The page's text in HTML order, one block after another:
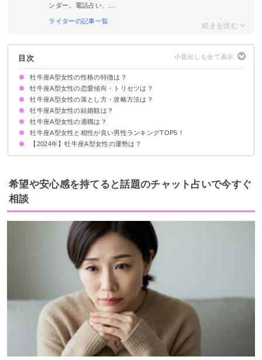
ンダー。電話占い、...
ライターの記事一覧
目次
牡牛座A型女性の性格の特徴は？
①意思が強い
②注意深い
③几帳面
④引っ込み思案
⑤安定志向
⑥末っ子は甘え上手
牡牛座A型女性の恋愛傾向・トリセツは？
慎重・警戒心が強い
結婚を意識した恋愛をする
好きな人には尽くすタイプ
好きな人とはLINEをたくさんしたい
包み込む優しさがありモテる
牡牛座A型女性の落とし方・攻略方法は？
好きな男性のタイプ
好きな人・本気で脈がある人に取る態度
嫌いな人への態度
おすすめのアプローチ方法
復縁するためのポイント
牡牛座A型女性の結婚観は？
牡牛座A型女性の適職は？
牡牛座A型女性と相性が良い男性ランキングTOP5！
第5位：牡牛座AB型男性
第4位：蟹座A型男性
第3位：蠍座A型男性
第2位：乙女座B型男性
第1位：山羊座A型男性
【2024年】牡牛座A型女性の運勢は？
希望や安心感を持てると話題のチャット占いで今すぐ
相談